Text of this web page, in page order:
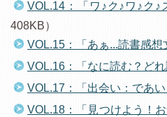
VOL.14：「ワ♪ク♪ワ♪ク♪
408KB）
VOL.15：「あぁ...読書感想
VOL.16：「なに読む？どれ
VOL.17：「出会い：であい
VOL.18：「見つけよう！